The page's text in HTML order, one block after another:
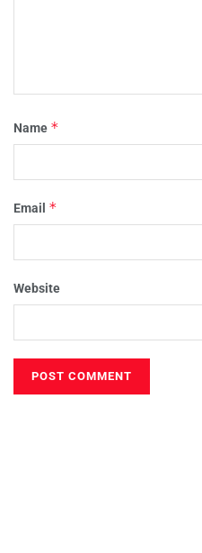
Name *
Email *
Website